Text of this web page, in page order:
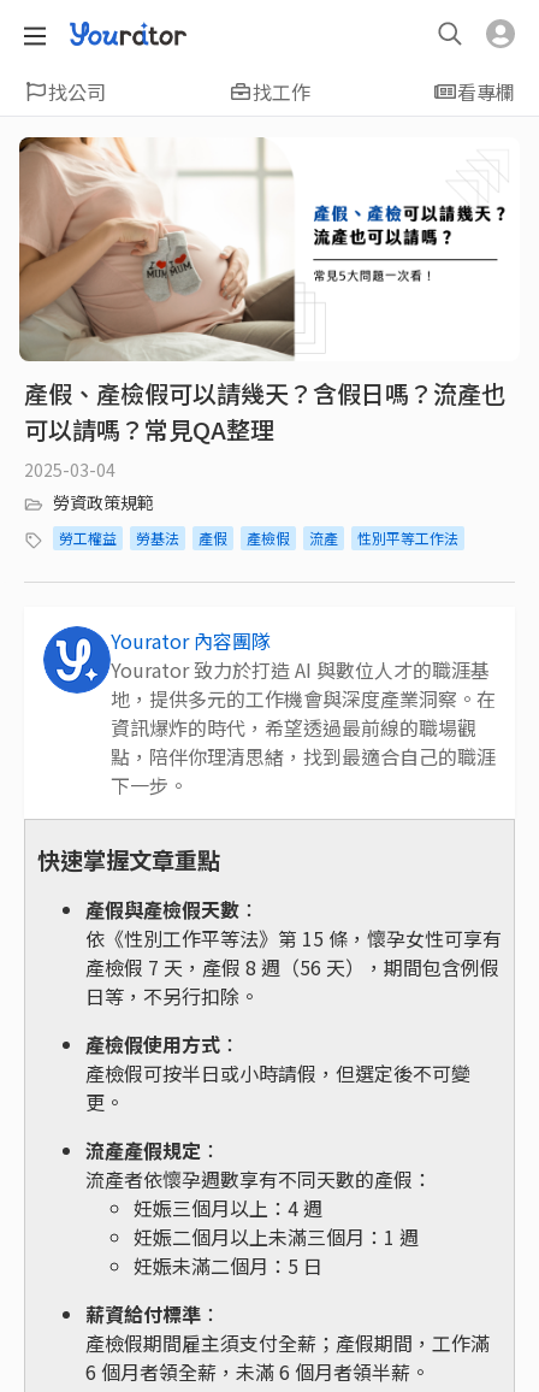
找公司 找工作 看專欄
產假、產檢假可以請幾天？含假日嗎？流產也
可以請嗎？常見QA整理
2025-03-04
勞資政策規範
勞工權益 勞基法 產假 產檢假 流產 性別平等工作法
Yourator 內容團隊
Yourator 致力於打造 AI 與數位人才的職涯基
地，提供多元的工作機會與深度產業洞察。在
資訊爆炸的時代，希望透過最前線的職場觀
點，陪伴你理清思緒，找到最適合自己的職涯
下一步。
快速掌握文章重點
產假與產檢假天數 ：
依《性別工作平等法》第 15 條，懷孕女性可享有
產檢假 7 天，產假 8 週（56 天），期間包含例假
日等，不另行扣除。
產檢假使用方式 ：
產檢假可按半日或小時請假，但選定後不可變
更。
流產產假規定 ：
流產者依懷孕週數享有不同天數的產假：
妊娠三個月以上：4 週
妊娠二個月以上未滿三個月：1 週
妊娠未滿二個月：5 日
薪資給付標準 ：
產檢假期間雇主須支付全薪；產假期間，工作滿
6 個月者領全薪，未滿 6 個月者領半薪。